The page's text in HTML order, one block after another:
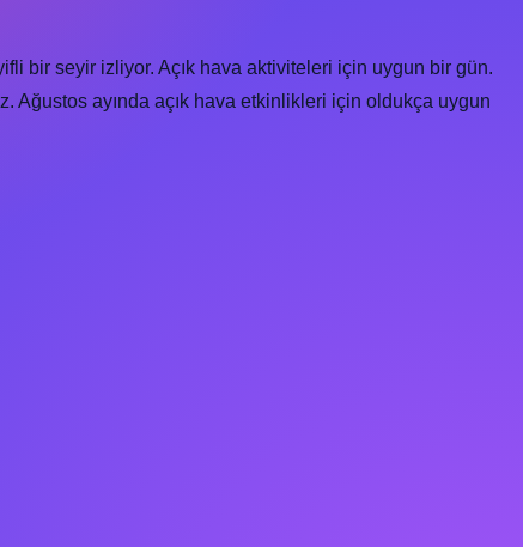
bir seyir izliyor. Açık hava aktiviteleri için uygun bir gün.
Ağustos ayında açık hava etkinlikleri için oldukça uygun